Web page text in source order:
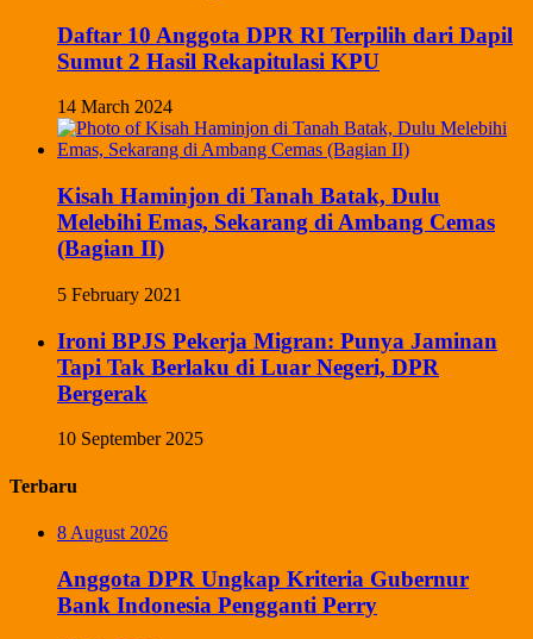
Daftar 10 Anggota DPR RI Terpilih dari Dapil
Sumut 2 Hasil Rekapitulasi KPU
14 March 2024
Kisah Haminjon di Tanah Batak, Dulu
Melebihi Emas, Sekarang di Ambang Cemas
(Bagian II)
5 February 2021
Ironi BPJS Pekerja Migran: Punya Jaminan
Tapi Tak Berlaku di Luar Negeri, DPR
Bergerak
10 September 2025
Terbaru
8 August 2026
Anggota DPR Ungkap Kriteria Gubernur
Bank Indonesia Pengganti Perry